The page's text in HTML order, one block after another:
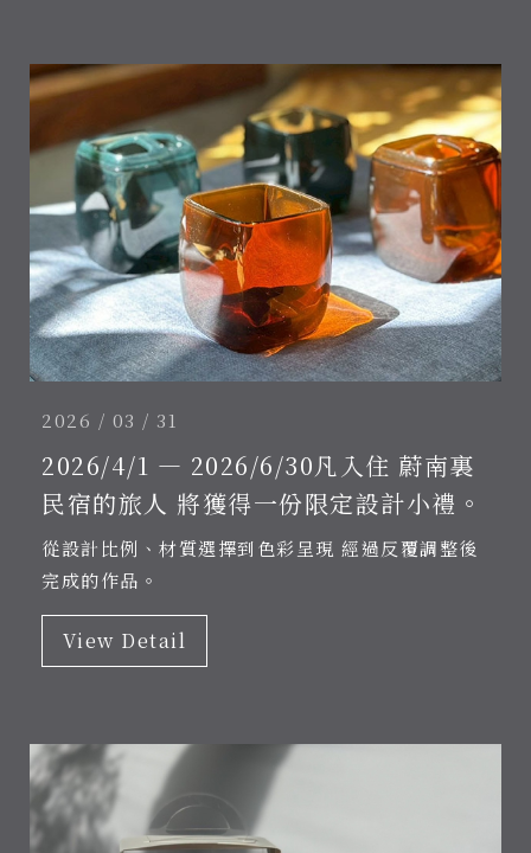
Access
700 台南市
中西區中山路
Open Time
09:00-
20:00
2026 / 03 / 31
2026/4/1 — 2026/6/30凡入住 蔚南裏
民宿的旅人 將獲得一份限定設計小禮。
從設計比例、材質選擇到色彩呈現 經過反覆調整後
完成的作品。
View Detail